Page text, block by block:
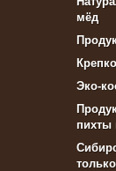
мёд
Эко-
пихты
только